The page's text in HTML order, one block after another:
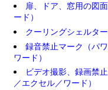
扉、ドア、窓用の図
ード）
クーリングシェルタ
録音禁止マーク（パ
ワード）
ビデオ撮影、録画禁
／エクセル／ワード）